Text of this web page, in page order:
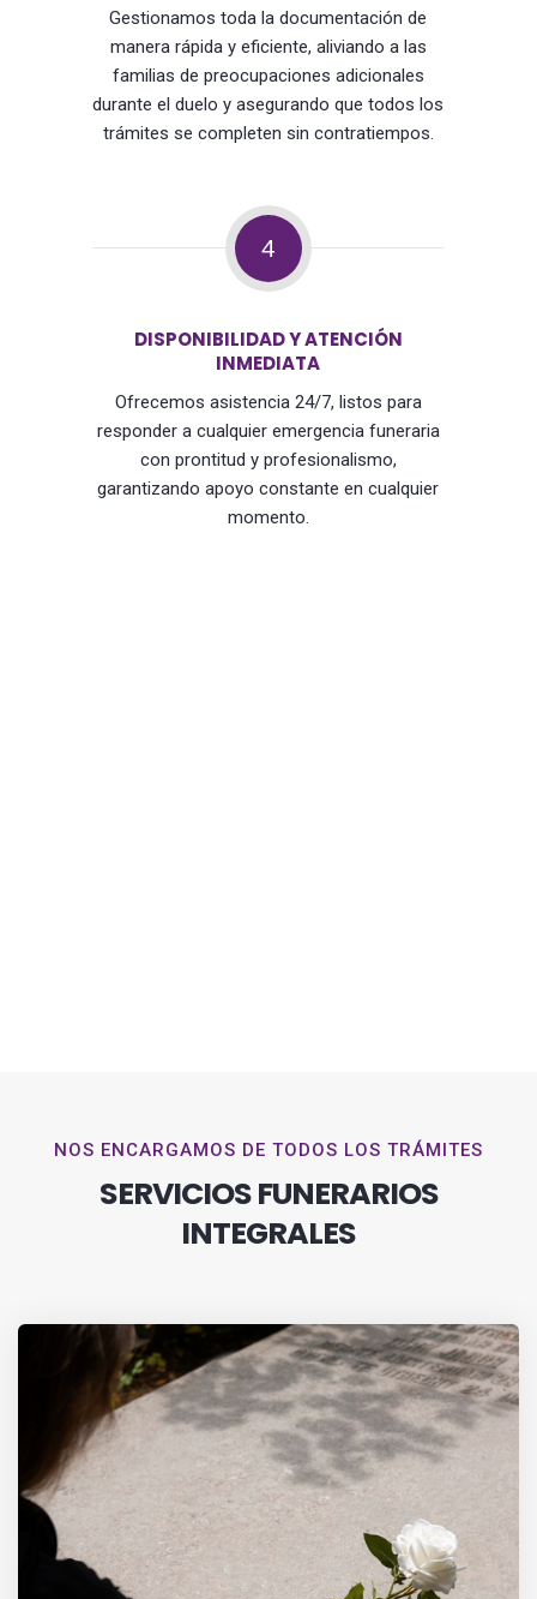
Gestionamos toda la documentación de
manera rápida y eficiente, aliviando a las
familias de preocupaciones adicionales
durante el duelo y asegurando que todos los
trámites se completen sin contratiempos.
4
DISPONIBILIDAD Y ATENCIÓN
INMEDIATA
Ofrecemos asistencia 24/7, listos para
responder a cualquier emergencia funeraria
con prontitud y profesionalismo,
garantizando apoyo constante en cualquier
momento.
NOS ENCARGAMOS DE TODOS LOS TRÁMITES
SERVICIOS FUNERARIOS
INTEGRALES